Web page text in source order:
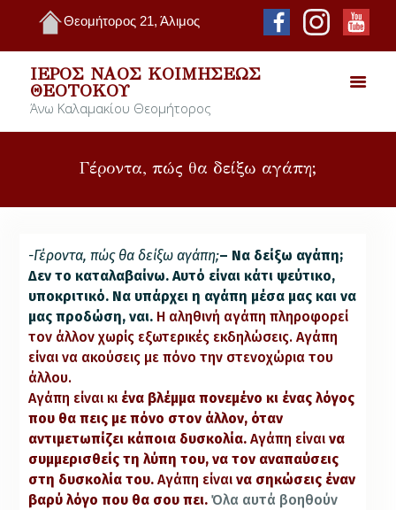
Θεομήτορος 21, Άλιμος
ΙΕΡΌΣ ΝΑΌΣ ΚΟΙΜΉΣΕΩΣ
ΘΕΟΤΌΚΟΥ
Άνω Καλαμακίου Θεομήτορος
Γέροντα, πώς θα δείξω αγάπη;
-Γέροντα, πώς θα δείξω αγάπη;– Να δείξω αγάπη;
Δεν το καταλαβαίνω. Αυτό είναι κάτι ψεύτικο,
υποκριτικό. Να υπάρχει η αγάπη μέσα μας και να
μας προδώση, ναι. Η αληθινή αγάπη πληροφορεί
τον άλλον χωρίς εξωτερικές εκδηλώσεις. Αγάπη
είναι να ακούσεις με πόνο την στενοχώρια του
άλλου.
Αγάπη είναι κι ένα βλέμμα πονεμένο κι ένας λόγος
που θα πεις με πόνο στον άλλον, όταν
αντιμετωπίζει κάποια δυσκολία.Αγάπη είναινα
συμμερισθείς τη λύπη του, να τον αναπαύσεις
στη δυσκολία του.Αγάπη είναινα σηκώσεις έναν
βαρύ λόγο που θα σου πει. Όλα αυτά βοηθούν